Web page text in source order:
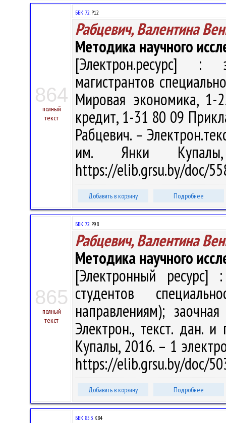
864
полный
текст
ББК 72.Р12
Рабцевич, Валентина
Методика научного
[Электрон.ресурс] :
магистрантов
Мировая экономика,
кредит, 1-31 80 09
Рабцевич. –
им. Янки
https://elib.grsu.by/doc/
Добавить в корзину Подробнее
865
полный
текст
ББК 72.Р98
Рабцевич, Валентина
Методика научного
[Электронный ресурс]
студентов
направлениям);
Электрон., текст. дан.
Купалы, 2016. – 1
https://elib.grsu.by/doc/
Добавить в корзину Подробнее
ББК 85.3 К84